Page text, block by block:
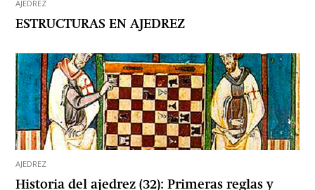
AJEDREZ
ESTRUCTURAS EN AJEDREZ
AJEDREZ
Historia del ajedrez (32): Primeras reglas y